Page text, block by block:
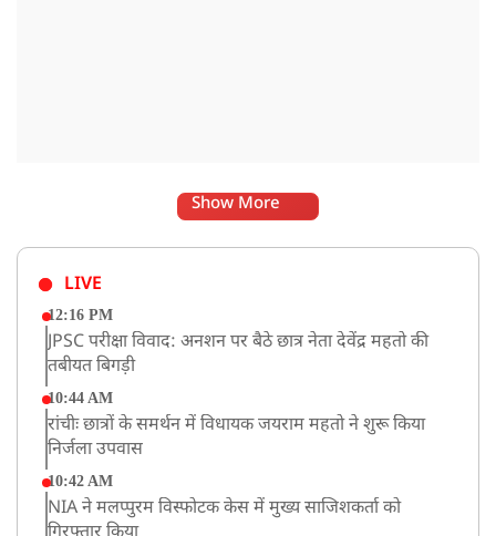
Show More
LIVE
12:16 PM
JPSC परीक्षा विवाद: अनशन पर बैठे छात्र नेता देवेंद्र महतो की
तबीयत बिगड़ी
10:44 AM
रांचीः छात्रों के समर्थन में विधायक जयराम महतो ने शुरू किया
निर्जला उपवास
10:42 AM
NIA ने मलप्पुरम विस्फोटक केस में मुख्य साजिशकर्ता को